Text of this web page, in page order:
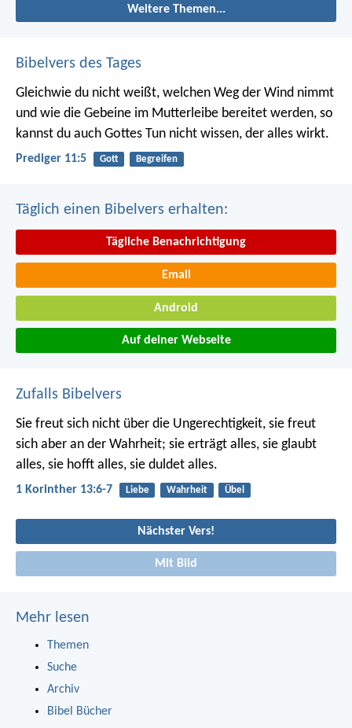
Weitere Themen...
Bibelvers des Tages
Gleichwie du nicht weißt, welchen Weg der Wind nimmt
und wie die Gebeine im Mutterleibe bereitet werden, so
kannst du auch Gottes Tun nicht wissen, der alles wirkt.
Prediger 11:5 Gott Begreifen
Täglich einen Bibelvers erhalten:
Tägliche Benachrichtigung
Email
Android
Auf deiner Webseite
Zufalls Bibelvers
Sie freut sich nicht über die Ungerechtigkeit, sie freut
sich aber an der Wahrheit; sie erträgt alles, sie glaubt
alles, sie hofft alles, sie duldet alles.
1 Korinther 13:6-7 Liebe Wahrheit Übel
Nächster Vers!
Mit Bild
Mehr lesen
Themen
Suche
Archiv
Bibel Bücher